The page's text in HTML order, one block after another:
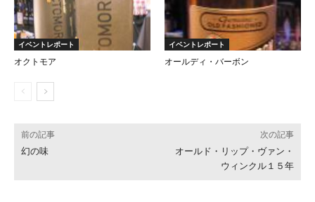
イベントレポート
オクトモア
イベントレポート
オールディ・バーボン
前の記事
幻の味
次の記事
オールド・リップ・ヴァン・
ウィンクル１５年